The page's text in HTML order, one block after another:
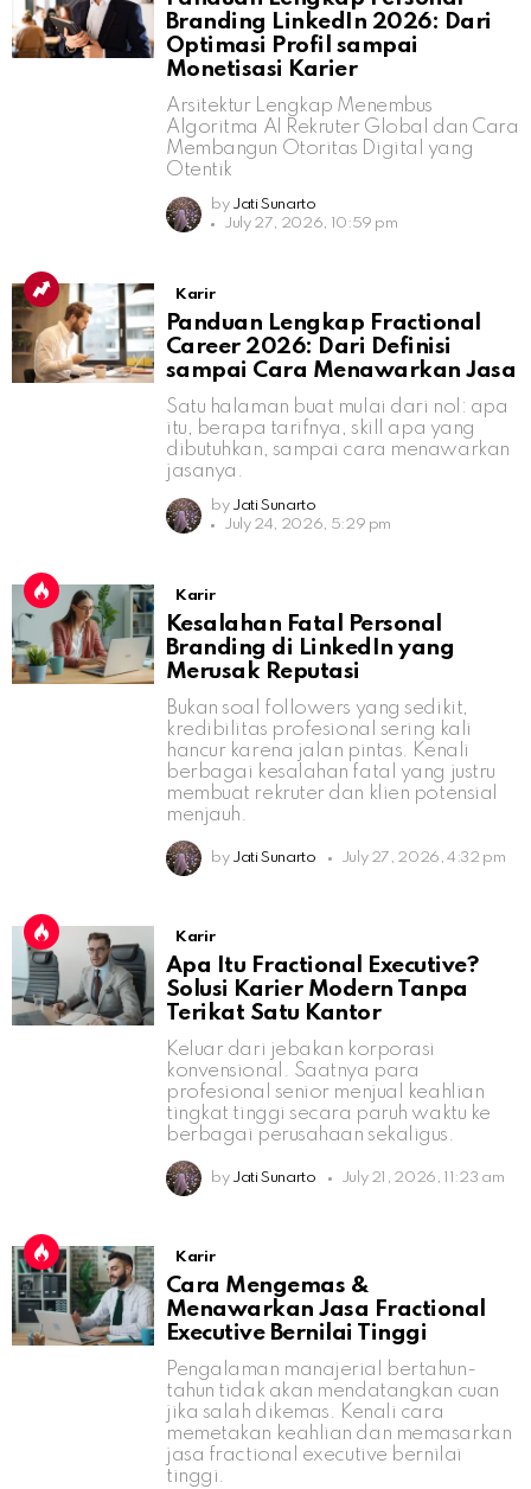
Branding LinkedIn 2026: Dari
Optimasi Profil sampai
Monetisasi Karier
Arsitektur Lengkap Menembus
Algoritma AI Rekruter Global dan Cara
Membangun Otoritas Digital yang
Otentik
by Jati Sunarto
July 27, 2026, 10:59 pm
Karir
Panduan Lengkap Fractional
Career 2026: Dari Definisi
sampai Cara Menawarkan Jasa
Satu halaman buat mulai dari nol: apa
itu, berapa tarifnya, skill apa yang
dibutuhkan, sampai cara menawarkan
jasanya.
by Jati Sunarto
July 24, 2026, 5:29 pm
Karir
Kesalahan Fatal Personal
Branding di LinkedIn yang
Merusak Reputasi
Bukan soal followers yang sedikit,
kredibilitas profesional sering kali
hancur karena jalan pintas. Kenali
berbagai kesalahan fatal yang justru
membuat rekruter dan klien potensial
menjauh.
by Jati Sunarto July 27, 2026, 4:32 pm
Karir
Apa Itu Fractional Executive?
Solusi Karier Modern Tanpa
Terikat Satu Kantor
Keluar dari jebakan korporasi
konvensional. Saatnya para
profesional senior menjual keahlian
tingkat tinggi secara paruh waktu ke
berbagai perusahaan sekaligus.
by Jati Sunarto July 21, 2026, 11:23 am
Karir
Cara Mengemas &
Menawarkan Jasa Fractional
Executive Bernilai Tinggi
Pengalaman manajerial bertahun-
tahun tidak akan mendatangkan cuan
jika salah dikemas. Kenali cara
memetakan keahlian dan memasarkan
jasa fractional executive bernilai
tinggi.